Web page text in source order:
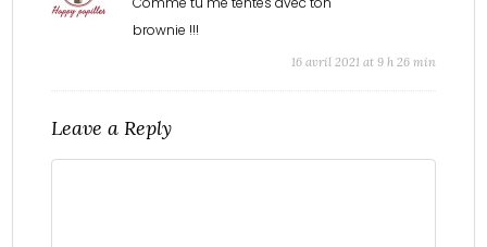
brownie !!!
16 avril 2021 at 9 h 26 min
Leave a Reply